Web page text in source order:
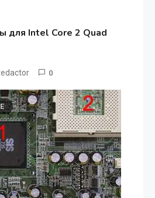
для Intel Core 2 Quad
0